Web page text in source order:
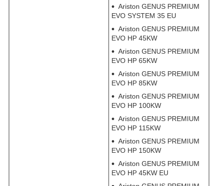
Ariston GENUS PREMIUM
EVO SYSTEM 35 EU
Ariston GENUS PREMIUM
EVO HP 45KW
Ariston GENUS PREMIUM
EVO HP 65KW
Ariston GENUS PREMIUM
EVO HP 85KW
Ariston GENUS PREMIUM
EVO HP 100KW
Ariston GENUS PREMIUM
EVO HP 115KW
Ariston GENUS PREMIUM
EVO HP 150KW
Ariston GENUS PREMIUM
EVO HP 45KW EU